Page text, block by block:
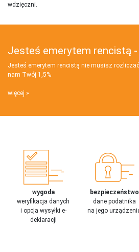
wdzięczni.
Jesteś emerytem rencistą -
Jesteś emerytem rencistą nie musisz rozliczać
nam Twój 1,5%
więcej
wygoda
weryfikacja danych
i opcja wysyłki e-
deklaracji
bezpieczeństwo
dane podatnika
na jego